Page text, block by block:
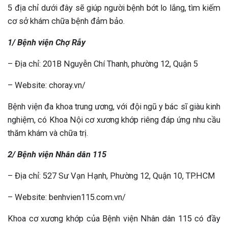
5 địa chỉ dưới đây sẽ giúp người bệnh bớt lo lắng, tìm kiếm
cơ sở khám chữa bệnh đảm bảo.
1/ Bệnh viện Chợ Rẫy
– Địa chỉ: 201B Nguyễn Chí Thanh, phường 12, Quận 5
– Website: choray.vn/
Bệnh viện đa khoa trung ương, với đội ngũ y bác sĩ giàu kinh
nghiệm, có Khoa Nội cơ xương khớp riêng đáp ứng nhu cầu
thăm khám và chữa trị.
2/ Bệnh viện Nhân dân 115
– Địa chỉ: 527 Sư Vạn Hạnh, Phường 12, Quận 10, TP.HCM
– Website: benhvien115.com.vn/
Khoa cơ xương khớp của Bệnh viện Nhân dân 115 có đầy